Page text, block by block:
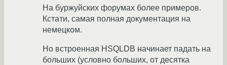
На буржуйских форумах более примеров.
Кстати, самая полная документация на
немецком.
Но встроенная HSQLDB начинает падать на
больших (условно больших, от десятка